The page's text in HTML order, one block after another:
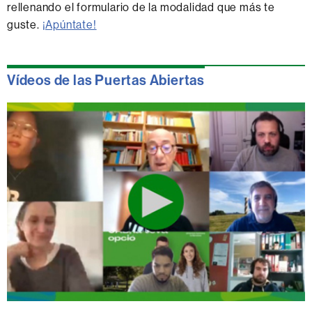
rellenando el formulario de la modalidad que más te
guste. ¡Apúntate!
Vídeos de las Puertas Abiertas